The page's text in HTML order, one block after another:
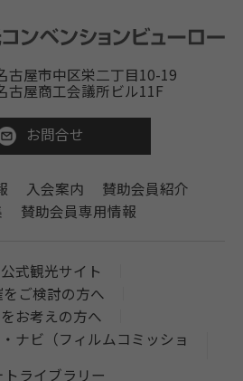
古屋市中区栄二丁目10-19
古屋商工会議所ビル11F
お問合せ
入会案内
賛助会員紹介
賛助会員専用情報
式観光サイト
をご検討の方へ
お考えの方へ
ナビ（フィルムコミッショ
トライブラリー